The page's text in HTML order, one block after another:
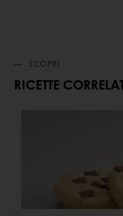
SCOPRI
RICETTE